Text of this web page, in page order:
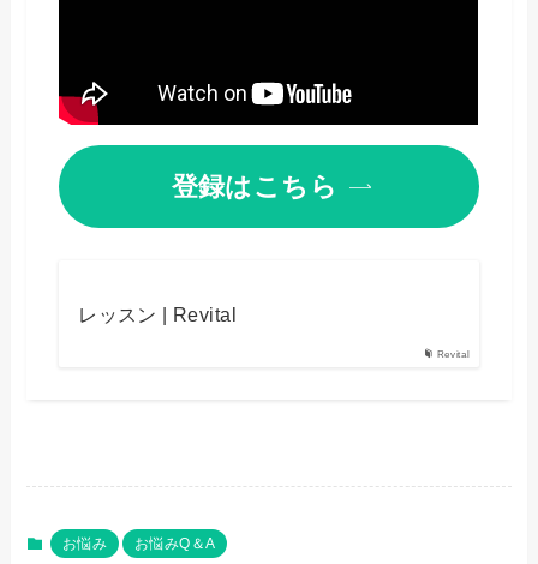
登録はこちら
Revital
レッスン | Revital
お悩み お悩みQ＆A